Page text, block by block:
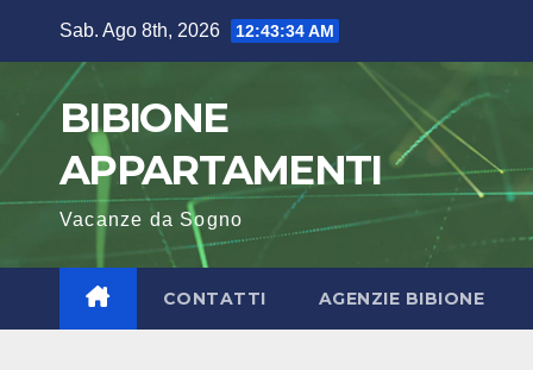
contenuto
Sab. Ago 8th, 2026 12:43:34 AM
BIBIONE
APPARTAMENTI
Vacanze da Sogno
CONTATTI AGENZIE BIBIONE